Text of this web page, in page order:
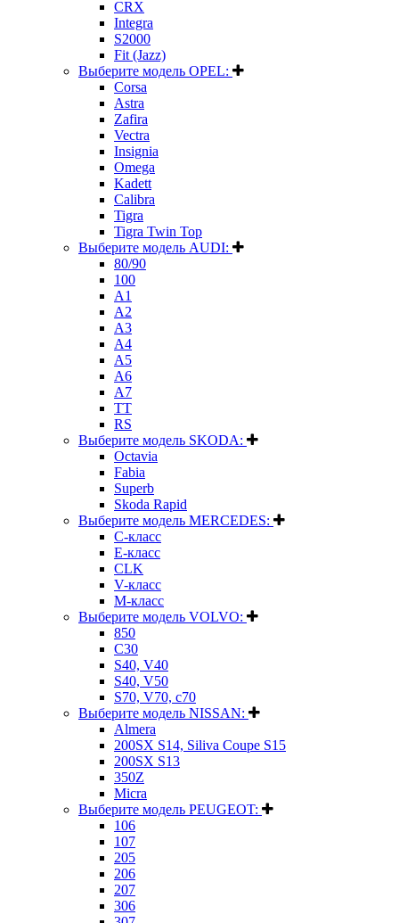
CRX
Integra
S2000
Fit (Jazz)
Выберите модель OPEL:
Corsa
Astra
Zafira
Vectra
Insignia
Omega
Kadett
Calibra
Tigra
Tigra Twin Top
Выберите модель AUDI:
80/90
100
A1
A2
A3
A4
A5
A6
A7
TT
RS
Выберите модель SKODA:
Octavia
Fabia
Superb
Skoda Rapid
Выберите модель MERCEDES:
C-класс
E-класс
CLK
V-класс
M-класс
Выберите модель VOLVO:
850
C30
S40, V40
S40, V50
S70, V70, c70
Выберите модель NISSAN:
Almera
200SX S14, Siliva Coupe S15
200SX S13
350Z
Micra
Выберите модель PEUGEOT:
106
107
205
206
207
306